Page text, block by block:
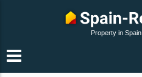
Property in Spain